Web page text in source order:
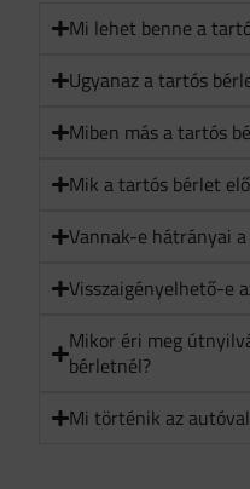
Mi lehet benne a
Ugyanaz a tartós
Miben más a tartós
Mik a tartós bérlet
Vannak-e hátrányai
Visszaigényelhető-e
Mikor éri meg
bérletnél?
Mi történik az